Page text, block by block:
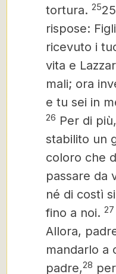
tortura. 25
rispose:
ricevuto i
vita e
mali; ora
e tu sei in
26 Per di
stabilito un
coloro che
passare da
né di costì
fino a noi. 27
Allora,
mandarlo a
padre,28